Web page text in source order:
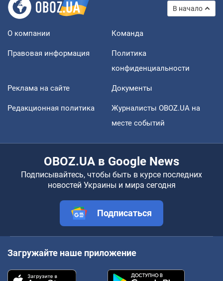
В начало
О компании Команда
Правовая информация
Политика
конфиденциальности
Реклама на сайте Документы
Редакционная политика
Журналисты OBOZ.UA на
месте событий
OBOZ.UA в Google News
Подписывайтесь, чтобы быть в курсе последних
новостей Украины и мира сегодня
Подписаться
Загружайте наше приложение